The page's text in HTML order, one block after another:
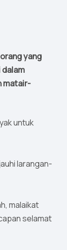
yang
matair-
untuk
larangan-
malaikat
selamat